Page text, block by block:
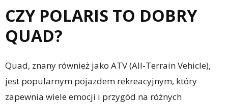
CZY POLARIS TO DOBRY
QUAD?
Quad, znany również jako ATV (All-Terrain Vehicle),
jest popularnym pojazdem rekreacyjnym, który
zapewnia wiele emocji i przygód na różnych